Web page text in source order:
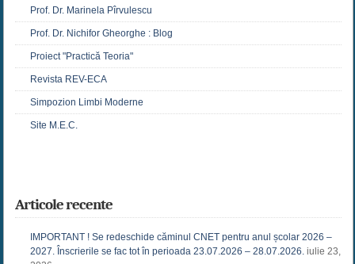
Prof. Dr. Marinela Pîrvulescu
Prof. Dr. Nichifor Gheorghe : Blog
Proiect "Practică Teoria"
Revista REV-ECA
Simpozion Limbi Moderne
Site M.E.C.
Articole recente
IMPORTANT ! Se redeschide căminul CNET pentru anul școlar 2026 –
2027. Înscrierile se fac tot în perioada 23.07.2026 – 28.07.2026. iulie 23,